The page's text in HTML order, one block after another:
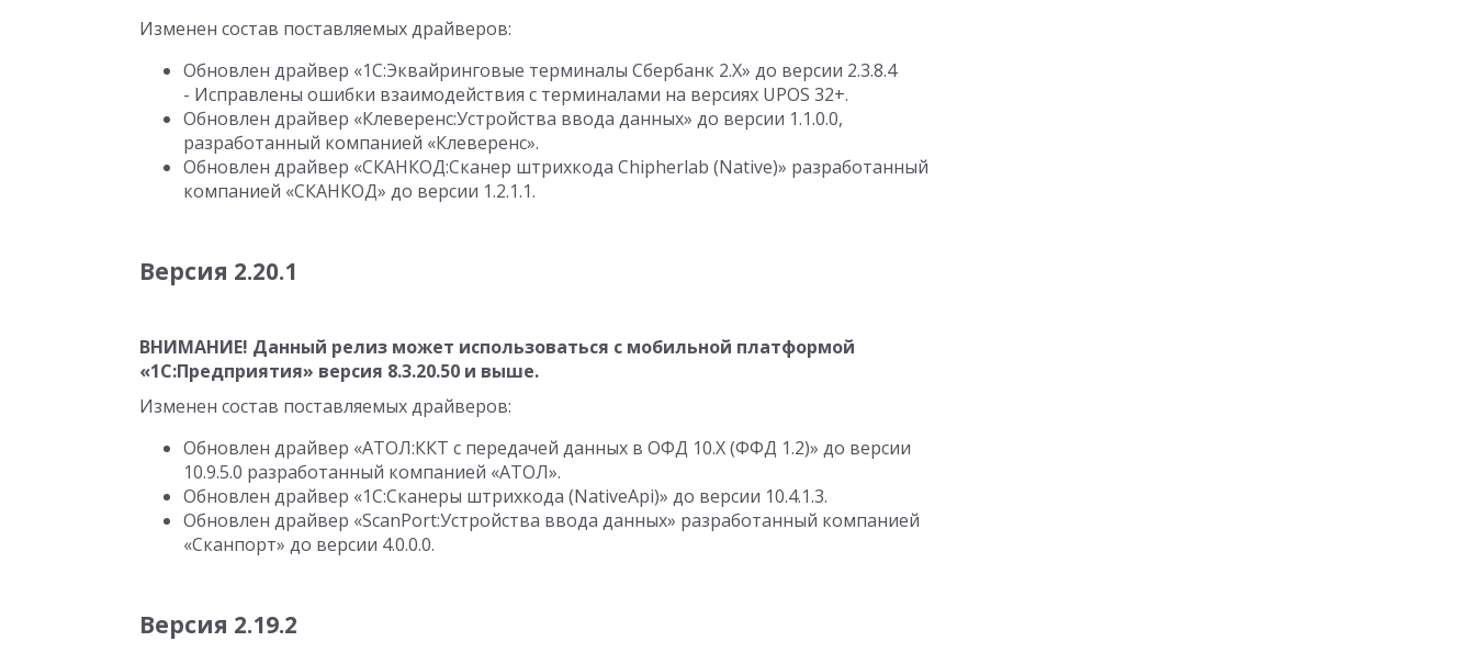
Изменен состав поставляемых драйверов:
Обновлен драйвер «1С:Эквайринговые терминалы Сбербанк 2.Х» до версии 2.3.8.4
- Исправлены ошибки взаимодействия с терминалами на версиях UPOS 32+.
Обновлен драйвер «Клеверенс:Устройства ввода данных» до версии 1.1.0.0,
разработанный компанией «Клеверенс».
Обновлен драйвер «СКАНКОД:Cканер штрихкода Chipherlab (Native)» разработанный
компанией «СКАНКОД» до версии 1.2.1.1.
Версия 2.20.1
ВНИМАНИЕ! Данный релиз может использоваться с мобильной платформой
«1С:Предприятия» версия 8.3.20.50 и выше.
Изменен состав поставляемых драйверов:
Обновлен драйвер «АТОЛ:ККТ с передачей данных в ОФД 10.Х (ФФД 1.2)» до версии
10.9.5.0 разработанный компанией «АТОЛ».
Обновлен драйвер «1С:Сканеры штрихкода (NativeApi)» до версии 10.4.1.3.
Обновлен драйвер «ScanPort:Устройства ввода данных» разработанный компанией
«Сканпорт» до версии 4.0.0.0.
Версия 2.19.2